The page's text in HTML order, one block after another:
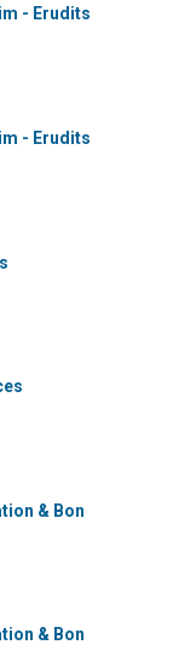
- Erudits
- Erudits
& Bon
& Bon